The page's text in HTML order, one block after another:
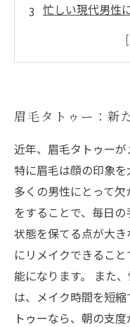
忙しい現代男性
な仕上がりを
最新トレンド
と選び方
眉毛タトゥーの
ない、その価値
眉毛タトゥー：新
近年、眉毛タトゥーが
特に眉毛は顔の印象
多くの男性にとって
をすることで、毎日
状態を保てる点が大
にリメイクできるこ
能になります。 また
は、メイク時間を短
トゥーなら、朝の支